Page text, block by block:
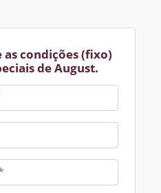
as condições (fixo)
de August.